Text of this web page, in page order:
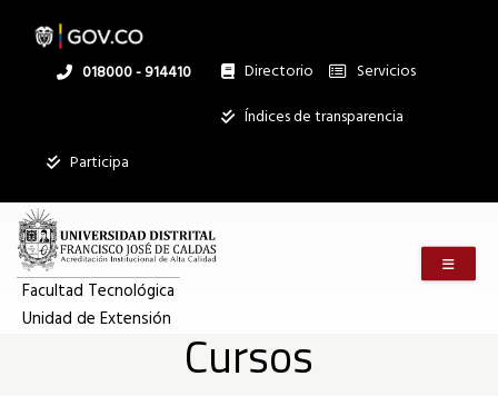
contenido
Linea
018000 - 914410 Directorio
Institucional
Servicios
Índices de transparencia
Participa
Facultad Tecnológica
Unidad de Extensión
Cursos